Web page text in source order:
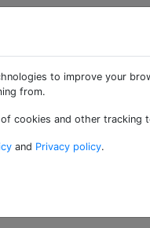
mithilfe
to improve your
from.
cookies and other
and Privacy policy.